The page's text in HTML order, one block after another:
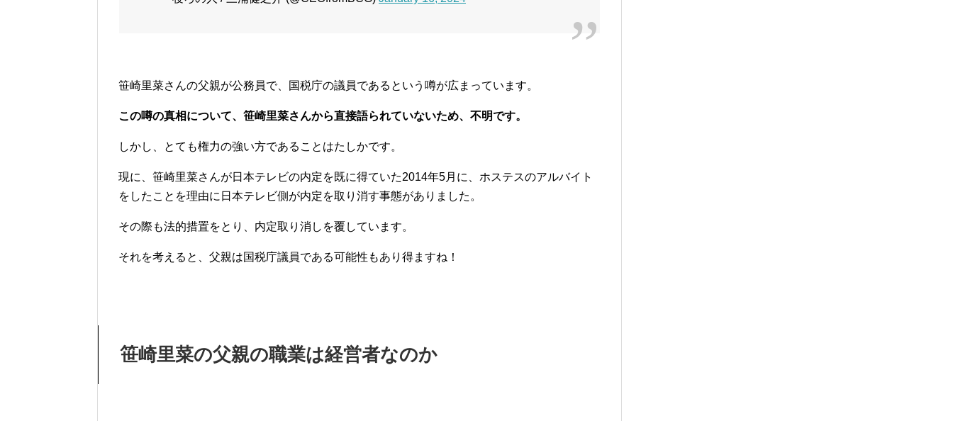
笹崎里菜さんの父親が公務員で、国税庁の議員であるという噂が広まっています。
この噂の真相について、笹崎里菜さんから直接語られていないため、不明です。
しかし、とても権力の強い方であることはたしかです。
現に、笹崎里菜さんが日本テレビの内定を既に得ていた2014年5月に、ホステスのアルバイト
をしたことを理由に日本テレビ側が内定を取り消す事態がありました。
その際も法的措置をとり、内定取り消しを覆しています。
それを考えると、父親は国税庁議員である可能性もあり得ますね！
笹崎里菜の父親の職業は経営者なのか